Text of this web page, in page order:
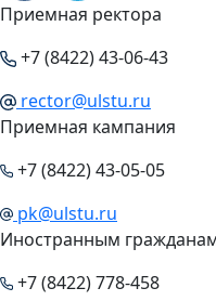
Приемная ректора
+7 (8422) 43-06-43
rector@ulstu.ru
Приемная кампания
+7 (8422) 43-05-05
pk@ulstu.ru
Иностранным
+7 (8422) 778-458